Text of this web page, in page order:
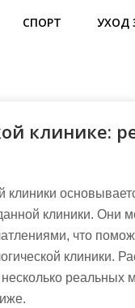
СПОРТ УХОД
клинике:
клиники
клиники. Они
что
клиники.
несколько реальных